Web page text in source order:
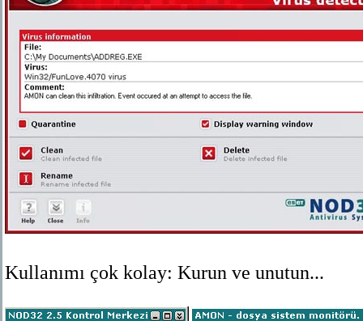
Kullanımı çok kolay: Kurun ve unutun...